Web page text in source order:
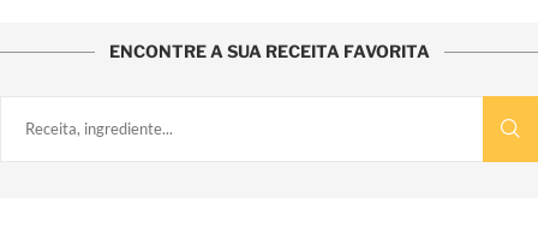
ENCONTRE A SUA RECEITA FAVORITA